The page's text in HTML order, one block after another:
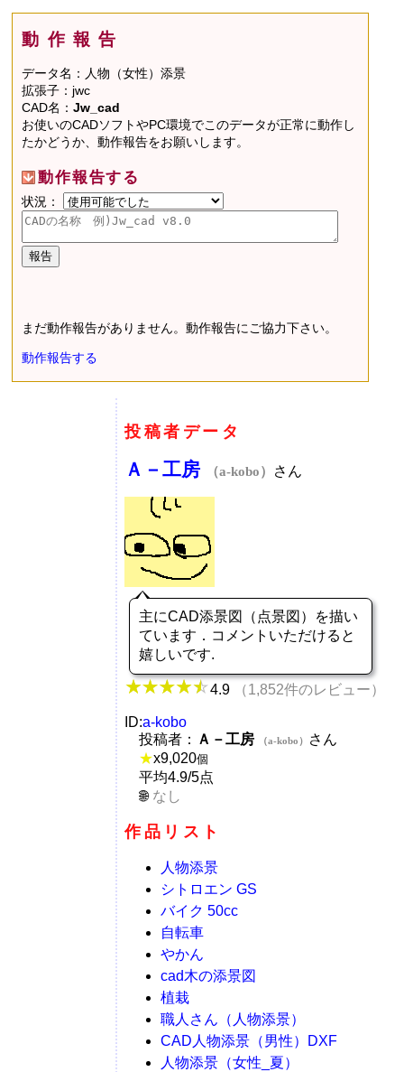
動作報告
データ名：人物（女性）添景
拡張子：jwc
CAD名：Jw_cad
お使いのCADソフトやPC環境でこのデータが正常に動作し
たかどうか、動作報告をお願いします。
動作報告する
状況：
まだ動作報告がありません。動作報告にご協力下さい。
動作報告する
投稿者データ
Ａ－工房 （a-kobo） さん
主にCAD添景図（点景図）を描い
ています．コメントいただけると
嬉しいです.
4.9 （1,852件のレビュー）
ID:a-kobo
投稿者：
Ａ－工房 （a-kobo）
さん
★x9,020個
平均4.9/5点
なし
作品リスト
人物添景
シトロエン GS
バイク 50cc
自転車
やかん
cad木の添景図
植栽
職人さん（人物添景）
CAD人物添景（男性）DXF
人物添景（女性_夏）